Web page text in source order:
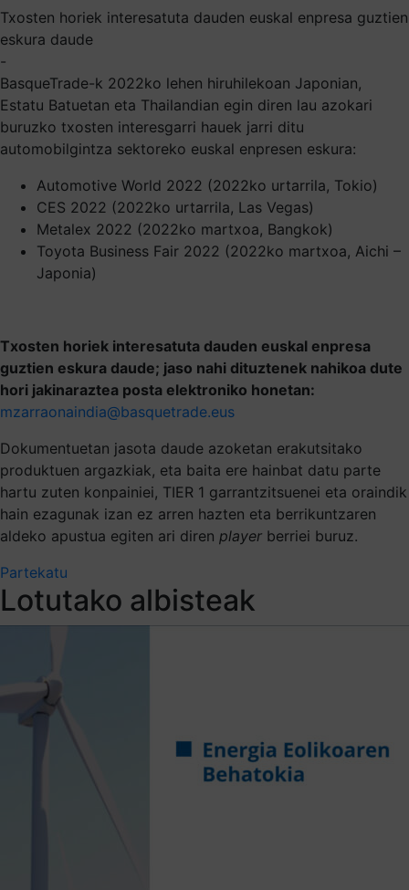
Txosten horiek interesatuta dauden euskal enpresa guztien
eskura daude
-
BasqueTrade-k 2022ko lehen hiruhilekoan Japonian,
Estatu Batuetan eta Thailandian egin diren lau azokari
buruzko txosten interesgarri hauek jarri ditu
automobilgintza sektoreko euskal enpresen eskura:
Automotive World 2022 (2022ko urtarrila, Tokio)
CES 2022 (2022ko urtarrila, Las Vegas)
Metalex 2022 (2022ko martxoa, Bangkok)
Toyota Business Fair 2022 (2022ko martxoa, Aichi –
Japonia)
Txosten horiek interesatuta dauden euskal enpresa
guztien eskura daude; jaso nahi dituztenek nahikoa dute
hori jakinaraztea posta elektroniko honetan:
mzarraonaindia@basquetrade.eus
Dokumentuetan jasota daude azoketan erakutsitako
produktuen argazkiak, eta baita ere hainbat datu parte
hartu zuten konpainiei, TIER 1 garrantzitsuenei eta oraindik
hain ezagunak izan ez arren hazten eta berrikuntzaren
aldeko apustua egiten ari diren player berriei buruz.
Partekatu
Lotutako albisteak